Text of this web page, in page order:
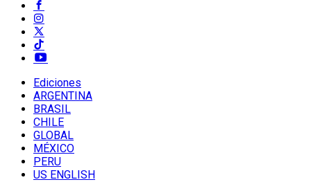
Ediciones
ARGENTINA
BRASIL
CHILE
GLOBAL
MÉXICO
PERU
US ENGLISH